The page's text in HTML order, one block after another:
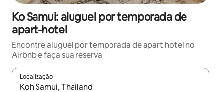
Ko Samui: aluguel por temporada de
apart-hotel
Encontre aluguel por temporada de apart hotel no
Airbnb e faça sua reserva
Localização
Quando os resultados estiverem disponíveis, explore-os